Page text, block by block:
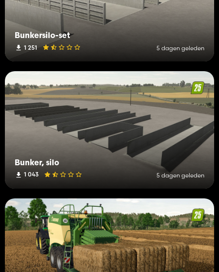
Bunkersilo-set
1 251 5 dagen geleden
Bunker, silo
1 043 5 dagen geleden